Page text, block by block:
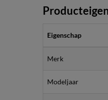
Eigenschap
Merk
Modeljaar